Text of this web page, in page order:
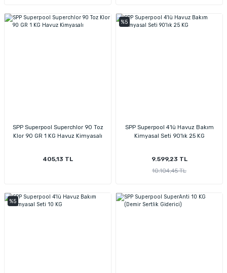
SPP Superpool Superchlor 90 Toz
Klor 90 GR 1 KG Havuz Kimyasalı
405,13 TL
%5
SPP Superpool 4'lü Havuz Bakım
Kimyasal Seti 90'lık 25 KG
9.599,23 TL
10.104,45 TL
%5